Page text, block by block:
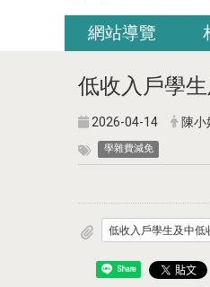
網站導覽
低收入戶學
2026-04-14 陳小
學雜費減免
Share